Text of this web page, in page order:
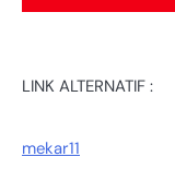
LINK ALTERNATIF :
mekar11